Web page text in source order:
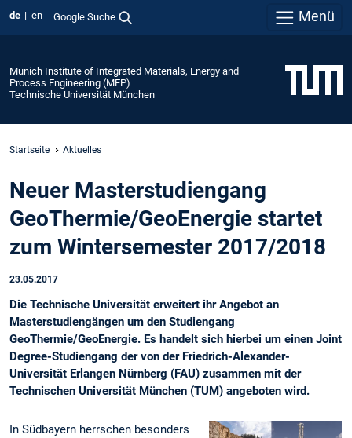
de en Google Suche Menü
Munich Institute of Integrated Materials, Energy and
Process Engineering (MEP)
Technische Universität München
Startseite Aktuelles
Neuer Masterstudiengang
GeoThermie/GeoEnergie startet
zum Wintersemester 2017/2018
23.05.2017
Die Technische Universität erweitert ihr Angebot an
Masterstudiengängen um den Studiengang
GeoThermie/GeoEnergie. Es handelt sich hierbei um einen Joint
Degree-Studiengang der von der Friedrich-Alexander-
Universität Erlangen Nürnberg (FAU) zusammen mit der
Technischen Universität München (TUM) angeboten wird.
In Südbayern herrschen besonders